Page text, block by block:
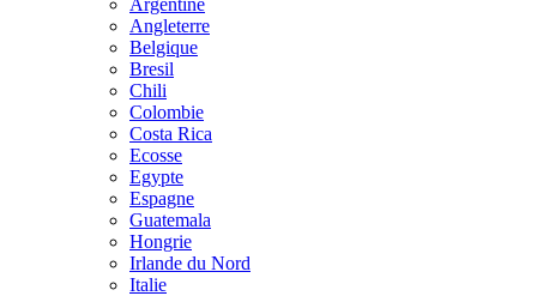
Argentine
Angleterre
Belgique
Bresil
Chili
Colombie
Costa Rica
Ecosse
Egypte
Espagne
Guatemala
Hongrie
Irlande du Nord
Italie